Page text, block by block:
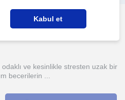
ve kesinlikle stresten uzak bir
becerilerin ...
Kabul et